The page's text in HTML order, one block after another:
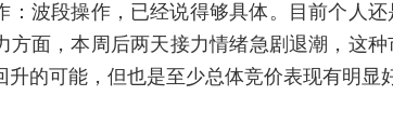
波段操作，已经说得够具体。目前个人还
方面，本周后两天接力情绪急剧退潮，这
升的可能，但也是至少总体竞价表现有明显